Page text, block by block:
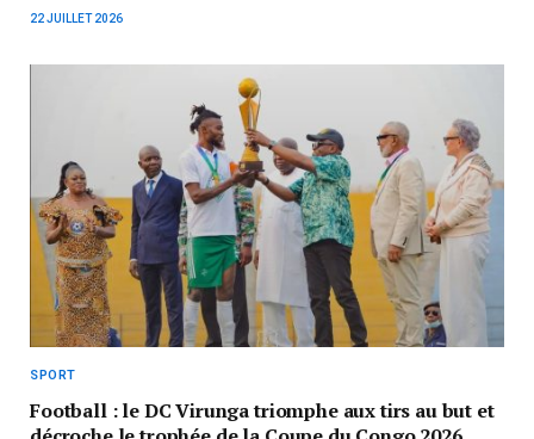
22 JUILLET 2026
SPORT
Football : le DC Virunga triomphe aux tirs au but et